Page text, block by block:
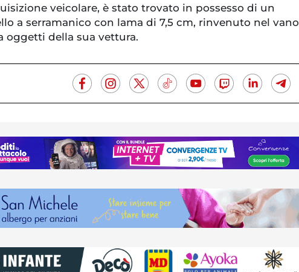
veicolare, è stato trovato in possesso di un
a serramanico con lama di 7,5 cm, rinvenuto nel vano
oggetti della sua vettura.